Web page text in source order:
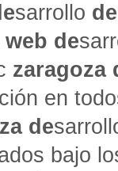
sarrollo de
web de
zaragoza
en
de
bajo